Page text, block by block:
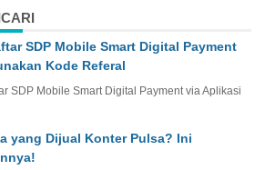
SDP Mobile Smart Digital Payment
Kode Referal
SDP Mobile Smart Digital Payment via Aplikasi
yang Dijual Konter Pulsa? Ini